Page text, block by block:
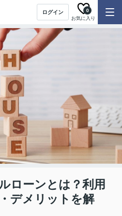
ログイン
お気に入り
0
ローンとは？利用
デメリットを解